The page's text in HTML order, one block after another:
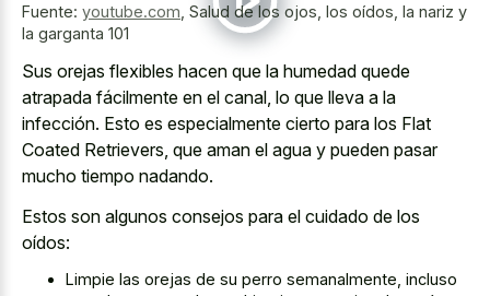
Fuente: youtube.com Salud de los ojos, los oídos, la nariz y
la garganta 101
Sus orejas flexibles hacen que la humedad quede
atrapada fácilmente en el canal, lo que lleva a la
infección. Esto es especialmente cierto para los Flat
Coated Retrievers, que aman el agua y pueden pasar
mucho tiempo nadando.
Estos son algunos consejos para el cuidado de los
oídos:
Limpie las orejas de su perro semanalmente, incluso